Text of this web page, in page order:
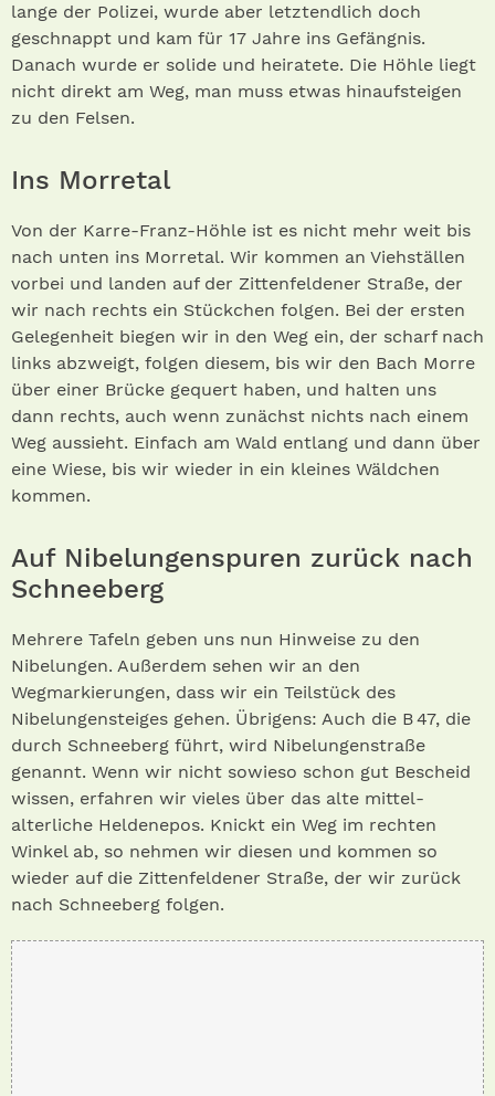
lange der Polizei, wurde aber letztendlich doch
geschnappt und kam für 17 Jahre ins Gefängnis.
Danach wurde er solide und heiratete. Die Höhle liegt
nicht direkt am Weg, man muss etwas hinaufsteigen
zu den Felsen.
Ins Morretal
Von der Karre-Franz-Höhle ist es nicht mehr weit bis
nach unten ins Morretal. Wir kommen an Viehställen
vorbei und landen auf der Zittenfeldener Straße, der
wir nach rechts ein Stückchen folgen. Bei der ersten
Gelegenheit biegen wir in den Weg ein, der scharf nach
links abzweigt, folgen diesem, bis wir den Bach Morre
über einer Brücke gequert haben, und halten uns
dann rechts, auch wenn zunächst nichts nach einem
Weg aussieht. Einfach am Wald entlang und dann über
eine Wiese, bis wir wieder in ein kleines Wäldchen
kommen.
Auf Nibelungenspuren zurück nach
Schneeberg
Mehrere Tafeln geben uns nun Hinweise zu den
Nibelungen. Außerdem sehen wir an den
Wegmarkierungen, dass wir ein Teilstück des
Nibelungensteiges gehen. Übrigens: Auch die B 47, die
durch Schneeberg führt, wird Nibelungenstraße
genannt. Wenn wir nicht sowieso schon gut Bescheid
wissen, erfahren wir vieles über das alte mittel­
alterliche Heldenepos. Knickt ein Weg im rechten
Winkel ab, so nehmen wir diesen und kommen so
wieder auf die Zittenfeldener Straße, der wir zurück
nach Schneeberg folgen.